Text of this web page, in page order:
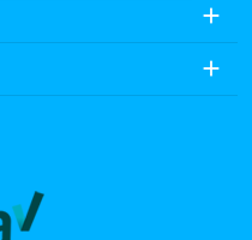
add
add